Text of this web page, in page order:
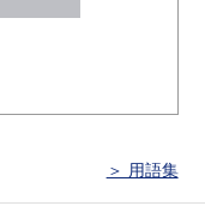
＞ 用語集